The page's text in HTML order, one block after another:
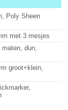
Poly Sheen
met 3 mesjes
dun,
groot+klein,